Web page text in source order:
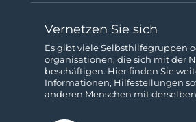
Vernetzen Sie sich
Es gibt viele Selbsthilfe­gruppen
organisationen, die sich mit der
beschäftigen. Hier finden Sie
Informa­tionen, Hilfestellungen
anderen Menschen mit